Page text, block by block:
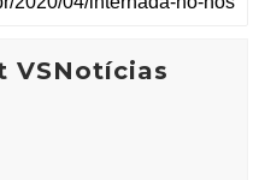
VSNotícias